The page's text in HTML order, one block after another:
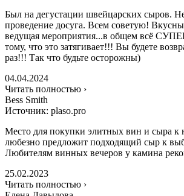
Был на дегустации швейцарских сыров.
проведение досуга. Всем советую!
ведущая мероприятия...в общем всё
тому, что это затягивает!!! Вы будете
раз!!! Так что будьте осторожны)
04.04.2024
Читать полностью ›
Bess Smith
Источник: plaso.pro
Место для покупки элитных вин и сыра к
любезно предложит подходящий сыр к
Любителям винных вечеров у камина
25.02.2023
Читать полностью ›